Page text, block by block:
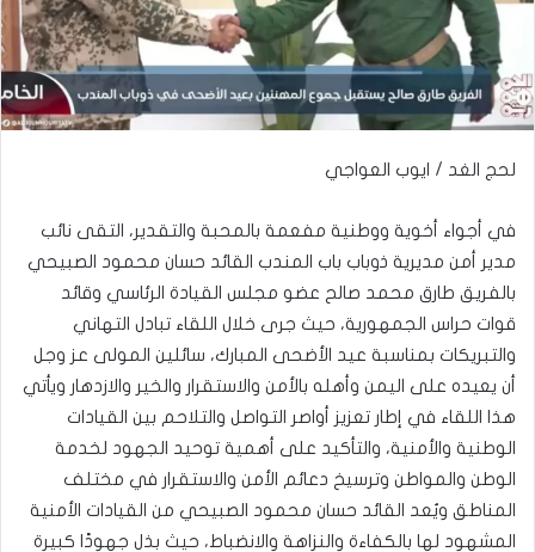
لحج الغد / ايوب العواجي
في أجواء أخوية ووطنية مفعمة بالمحبة والتقدير، التقى نائب
مدير أمن مديرية ذوباب باب المندب القائد حسان محمود الصبيحي
بالفريق طارق محمد صالح عضو مجلس القيادة الرئاسي وقائد
قوات حراس الجمهورية، حيث جرى خلال اللقاء تبادل التهاني
والتبريكات بمناسبة عيد الأضحى المبارك، سائلين المولى عز وجل
أن يعيده على اليمن وأهله بالأمن والاستقرار والخير والازدهار ويأتي
هذا اللقاء في إطار تعزيز أواصر التواصل والتلاحم بين القيادات
الوطنية والأمنية، والتأكيد على أهمية توحيد الجهود لخدمة
الوطن والمواطن وترسيخ دعائم الأمن والاستقرار في مختلف
المناطق ويُعد القائد حسان محمود الصبيحي من القيادات الأمنية
المشهود لها بالكفاءة والنزاهة والانضباط، حيث بذل جهودًا كبيرة